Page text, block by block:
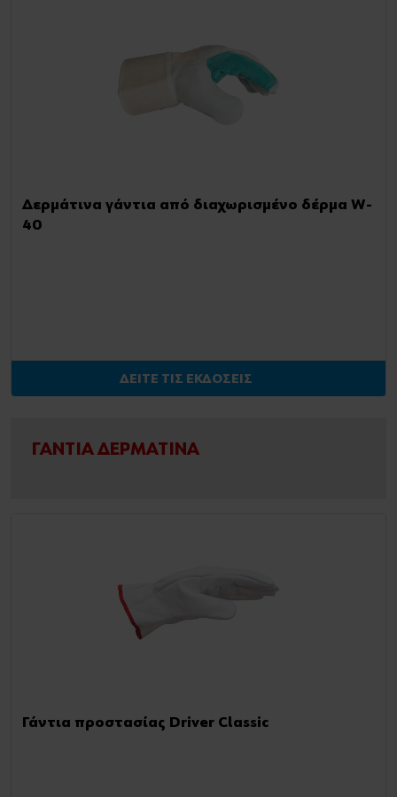
Δερμάτινα γάντια από διαχωρισμένο δέρμα W-
40
ΔΕΙΤΕ ΤΙΣ ΕΚΔΟΣΕΙΣ
ΓΑΝΤΙΑ ΔΕΡΜΑΤΙΝΑ
Γάντια προστασίας Driver Classic